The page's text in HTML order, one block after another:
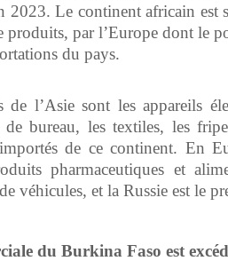
2023. Le continent africain
produits, par l’Europe dont le
du pays.
l’Asie sont les appareils
de bureau, les textiles, les
de ce continent. En
pharmaceutiques et
véhicules, et la Russie est le
du Burkina Faso est